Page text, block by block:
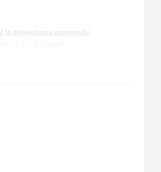
la dimensiunea manșonului
și uniform